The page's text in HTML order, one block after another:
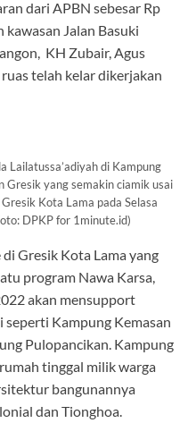
dari APBN sebesar Rp
kawasan Jalan Basuki
KH Zubair, Agus
telah kelar dikerjakan
Lailatussa’adiyah di Kampung
Gresik yang semakin ciamik usai
Kota Lama pada Selasa
DPKP for 1minute.id)
Gresik Kota Lama yang
program Nawa Karsa,
akan mensupport
Kampung Kemasan
Pulopancikan. Kampung
tinggal milik warga
bangunannya
dan Tionghoa.